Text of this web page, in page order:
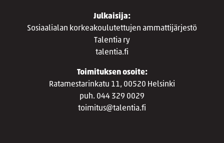
Julkaisija:
Sosiaalialan korkeakoulutettujen ammattijärjestö
Talentia ry
talentia.fi
Toimituksen osoite:
Ratamestarinkatu 11, 00520 Helsinki
puh. 044 329 0029
toimitus@talentia.fi